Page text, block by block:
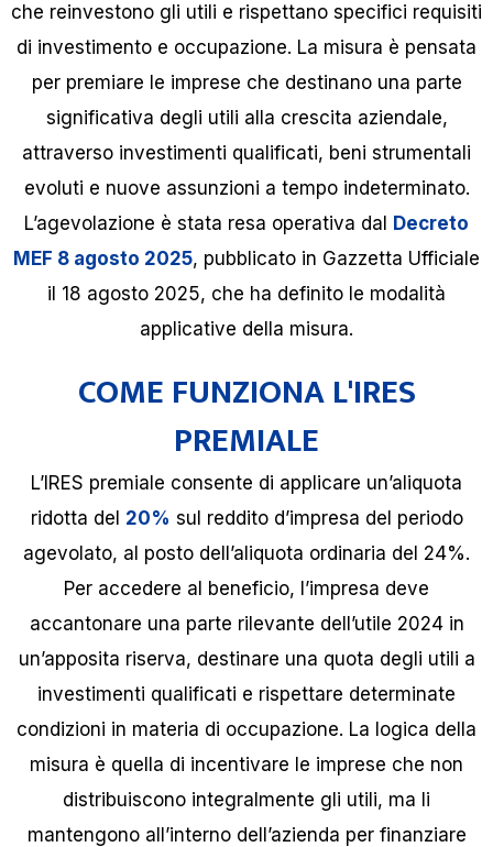
che reinvestono gli utili e rispettano specifici requisiti
di investimento e occupazione. La misura è pensata
per premiare le imprese che destinano una parte
significativa degli utili alla crescita aziendale,
attraverso investimenti qualificati, beni strumentali
evoluti e nuove assunzioni a tempo indeterminato.
L’agevolazione è stata resa operativa dal
Decreto
MEF 8 agosto 2025, pubblicato in Gazzetta Ufficiale
il 18 agosto 2025, che ha definito le modalità
applicative della misura.
COME FUNZIONA L'IRES
PREMIALE
L’IRES premiale consente di applicare un’aliquota
ridotta del 20% sul reddito d’impresa del periodo
agevolato, al posto dell’aliquota ordinaria del 24%.
Per accedere al beneficio, l’impresa deve
accantonare una parte rilevante dell’utile 2024 in
un’apposita riserva, destinare una quota degli utili a
investimenti qualificati e rispettare determinate
condizioni in materia di occupazione. La logica della
misura è quella di incentivare le imprese che non
distribuiscono integralmente gli utili, ma li
mantengono all’interno dell’azienda per finanziare